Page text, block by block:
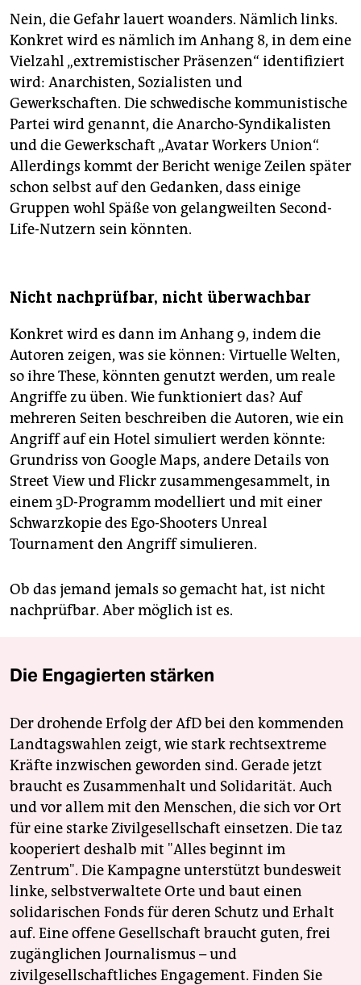
Nein, die Gefahr lauert woanders. Nämlich links.
Konkret wird es nämlich im Anhang 8, in dem eine
Vielzahl „extremistischer Präsenzen“ identifiziert
wird: Anarchisten, Sozialisten und
Gewerkschaften. Die schwedische kommunistische
Partei wird genannt, die Anarcho-Syndikalisten
und die Gewerkschaft „Avatar Workers Union“.
Allerdings kommt der Bericht wenige Zeilen später
schon selbst auf den Gedanken, dass einige
Gruppen wohl Späße von gelangweilten Second-
Life-Nutzern sein könnten.
Nicht nachprüfbar, nicht überwachbar
Konkret wird es dann im Anhang 9, indem die
Autoren zeigen, was sie können: Virtuelle Welten,
so ihre These, könnten genutzt werden, um reale
Angriffe zu üben. Wie funktioniert das? Auf
mehreren Seiten beschreiben die Autoren, wie ein
Angriff auf ein Hotel simuliert werden könnte:
Grundriss von Google Maps, andere Details von
Street View und Flickr zusammengesammelt, in
einem 3D-Programm modelliert und mit einer
Schwarzkopie des Ego-Shooters Unreal
Tournament den Angriff simulieren.
Ob das jemand jemals so gemacht hat, ist nicht
nachprüfbar. Aber möglich ist es.
Die Engagierten stärken
Der drohende Erfolg der AfD bei den kommenden
Landtagswahlen zeigt, wie stark rechtsextreme
Kräfte inzwischen geworden sind. Gerade jetzt
braucht es Zusammenhalt und Solidarität. Auch
und vor allem mit den Menschen, die sich vor Ort
für eine starke Zivilgesellschaft einsetzen. Die taz
kooperiert deshalb mit "Alles beginnt im
Zentrum". Die Kampagne unterstützt bundesweit
linke, selbstverwaltete Orte und baut einen
solidarischen Fonds für deren Schutz und Erhalt
auf. Eine offene Gesellschaft braucht guten, frei
zugänglichen Journalismus – und
zivilgesellschaftliches Engagement. Finden Sie